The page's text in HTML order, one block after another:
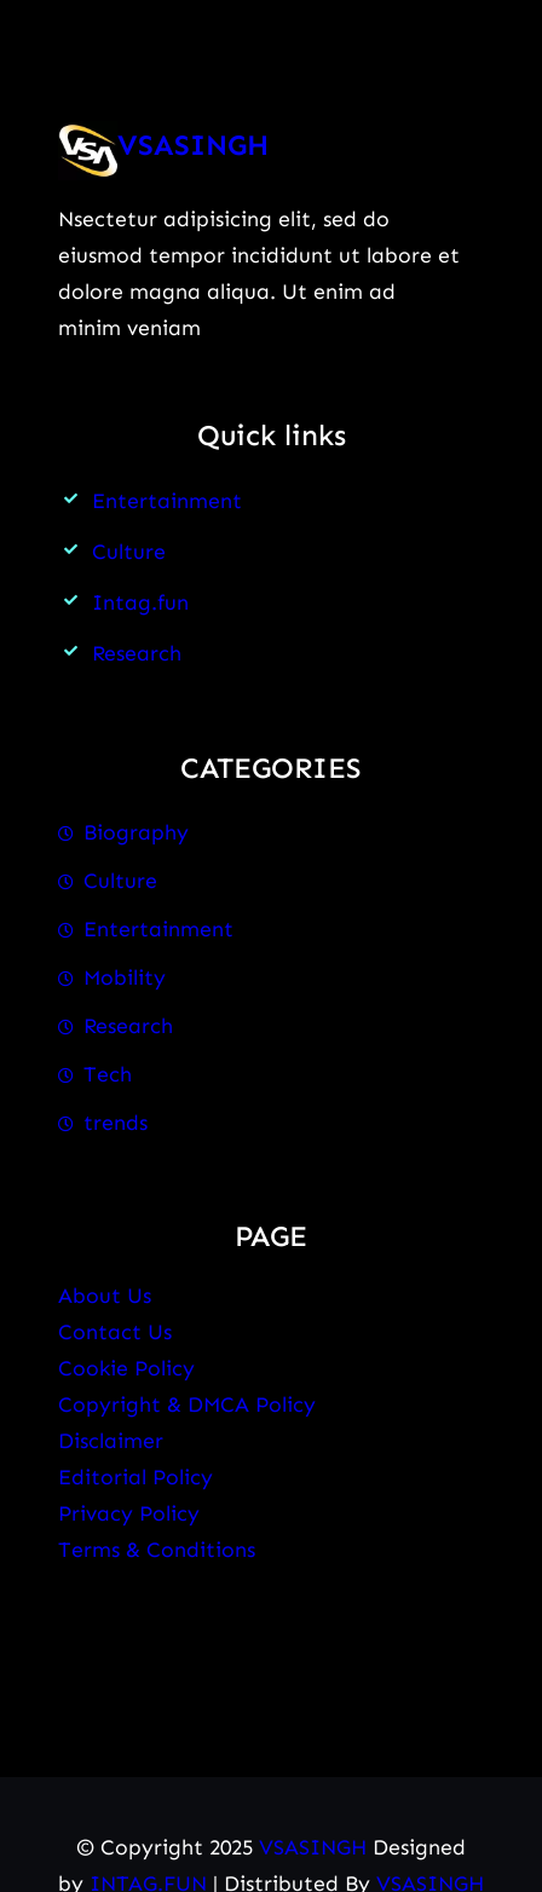
VSASINGH
Nsectetur adipisicing elit, sed do
eiusmod tempor incididunt ut labore et
dolore magna aliqua. Ut enim ad
minim veniam
Quick links
Entertainment
Culture
Intag.fun
Research
CATEGORIES
Biography
Culture
Entertainment
Mobility
Research
Tech
trends
PAGE
About Us
Contact Us
Cookie Policy
Copyright & DMCA Policy
Disclaimer
Editorial Policy
Privacy Policy
Terms & Conditions
© Copyright 2025 VSASINGH Designed
by INTAG.FUN | Distributed By VSASINGH